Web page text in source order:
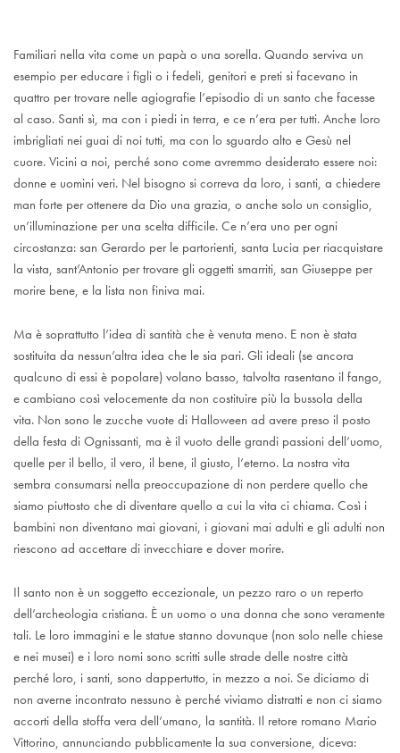
Familiari nella vita come un papà o una sorella. Quando serviva un
esempio per educare i figli o i fedeli, genitori e preti si facevano in
quattro per trovare nelle agiografie l’episodio di un santo che facesse
al caso. Santi sì, ma con i piedi in terra, e ce n’era per tutti. Anche loro
imbrigliati nei guai di noi tutti, ma con lo sguardo alto e Gesù nel
cuore. Vicini a noi, perché sono come avremmo desiderato essere noi:
donne e uomini veri. Nel bisogno si correva da loro, i santi, a chiedere
man forte per ottenere da Dio una grazia, o anche solo un consiglio,
un’illuminazione per una scelta difficile. Ce n’era uno per ogni
circostanza: san Gerardo per le partorienti, santa Lucia per riacquistare
la vista, sant’Antonio per trovare gli oggetti smarriti, san Giuseppe per
morire bene, e la lista non finiva mai.
Ma è soprattutto l’idea di santità che è venuta meno. E non è stata
sostituita da nessun’altra idea che le sia pari. Gli ideali (se ancora
qualcuno di essi è popolare) volano basso, talvolta rasentano il fango,
e cambiano così velocemente da non costituire più la bussola della
vita. Non sono le zucche vuote di Halloween ad avere preso il posto
della festa di Ognissanti, ma è il vuoto delle grandi passioni dell’uomo,
quelle per il bello, il vero, il bene, il giusto, l’eterno. La nostra vita
sembra consumarsi nella preoccupazione di non perdere quello che
siamo piuttosto che di diventare quello a cui la vita ci chiama. Così i
bambini non diventano mai giovani, i giovani mai adulti e gli adulti non
riescono ad accettare di invecchiare e dover morire.
Il santo non è un soggetto eccezionale, un pezzo raro o un reperto
dell’archeologia cristiana. È un uomo o una donna che sono veramente
tali. Le loro immagini e le statue stanno dovunque (non solo nelle chiese
e nei musei) e i loro nomi sono scritti sulle strade delle nostre città
perché loro, i santi, sono dappertutto, in mezzo a noi. Se diciamo di
non averne incontrato nessuno è perché viviamo distratti e non ci siamo
accorti della stoffa vera dell’umano, la santità. Il retore romano Mario
Vittorino, annunciando pubblicamente la sua conversione, diceva: